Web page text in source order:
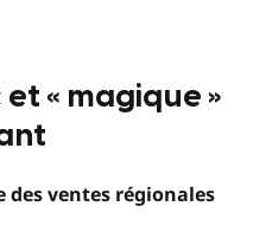
et « magique »
des ventes régionales